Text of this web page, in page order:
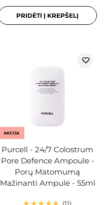
PRIDĖTI Į KREPŠELĮ
AKCIJA
Purcell - 24/7 Colostrum
Pore Defence Ampoule -
Porų Matomumą
Mažinanti Ampulė - 55ml